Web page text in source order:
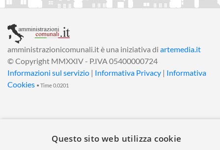
amministrazionicomunali.it è una iniziativa di artemedia.it
© Copyright MMXXIV - P.IVA 05400000724
Informazioni sul servizio | Informativa Privacy | Informativa
Cookies • Time 0.0201
Questo sito web utilizza cookie